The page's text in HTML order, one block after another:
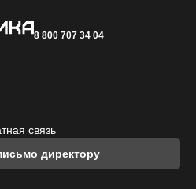
8 800 707 34 04
директору
связь